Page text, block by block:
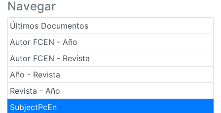
Navegar
Últimos Documentos
Autor FCEN - Año
Autor FCEN - Revista
Año - Revista
Revista - Año
SubjectPcEn